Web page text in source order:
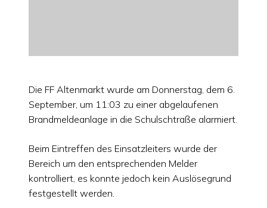
Die FF Altenmarkt wurde am Donnerstag, dem 6.
September, um 11:03 zu einer abgelaufenen
Brandmeldeanlage in die Schulschtraße alarmiert.
Beim Eintreffen des Einsatzleiters wurde der
Bereich um den entsprechenden Melder
kontrolliert, es konnte jedoch kein Auslösegrund
festgestellt werden.